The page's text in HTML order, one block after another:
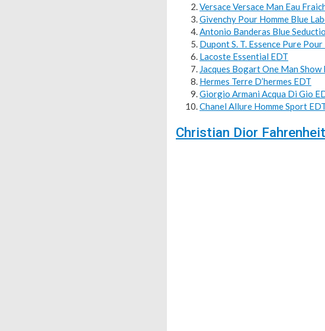
Versace Versace Man Eau
Givenchy Pour Homme Blue
Antonio Banderas Blue
Dupont S. T. Essence Pure Pour
Lacoste Essential EDT
Jacques Bogart One Man Show
Hermes Terre D’hermes EDT
Giorgio Armani Acqua Di Gio
Chanel Allure Homme Sport
Christian Dior